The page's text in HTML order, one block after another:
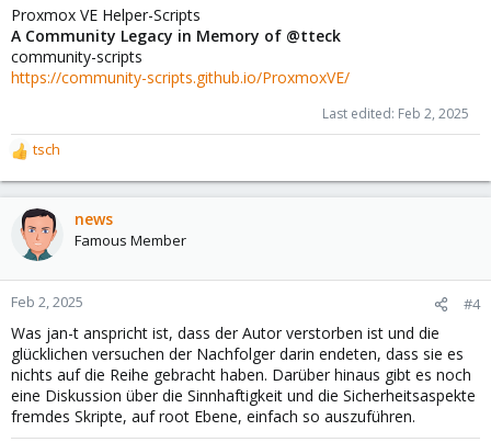
Proxmox VE Helper-Scripts
A Community Legacy in Memory of @tteck
community-scripts
https://community-scripts.github.io/ProxmoxVE/
Last edited: Feb 2, 2025
R
e
a
o
n
:
tsch
news
Famous Member
Feb 2, 2025 #4
Was jan-t anspricht ist, dass der Autor verstorben ist und die
glücklichen versuchen der Nachfolger darin endeten, dass sie es
nichts auf die Reihe gebracht haben. Darüber hinaus gibt es noch
eine Diskussion über die Sinnhaftigkeit und die Sicherheitsaspekte
fremdes Skripte, auf root Ebene, einfach so auszuführen.